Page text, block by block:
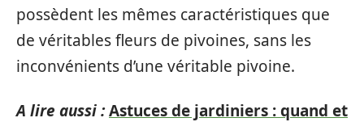
possèdent les mêmes caractéristiques que
de véritables fleurs de pivoines, sans les
inconvénients d’une véritable pivoine.
A lire aussi :Astuces de jardiniers : quand et